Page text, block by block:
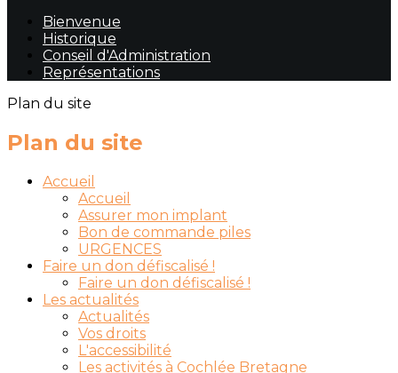
Bienvenue
Historique
Conseil d'Administration
Représentations
Plan du site
Plan du site
Accueil
Accueil
Assurer mon implant
Bon de commande piles
URGENCES
Faire un don défiscalisé !
Faire un don défiscalisé !
Les actualités
Actualités
Vos droits
L'accessibilité
Les activités à Cochlée Bretagne